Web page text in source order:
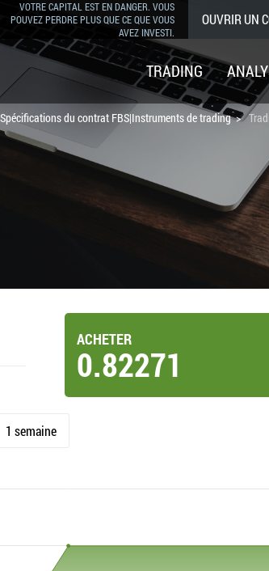
VOTRE CAPITAL EST EN DANGER. VOUS
POUVEZ PERDRE PLUS QUE CE QUE VOUS
AVEZ INVESTI.
OUVRIR UN
TRADING
Spécifications du contrat FBS|Instruments de trading
ACHETER
0.82271
1 semaine